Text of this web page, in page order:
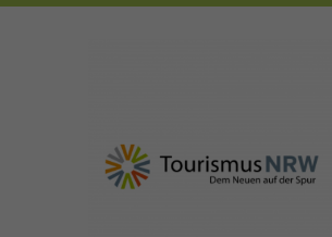
nrw-tourismus.de